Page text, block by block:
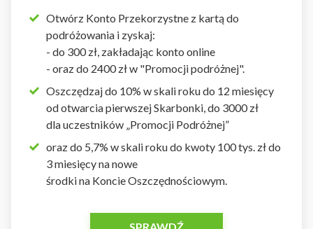
Otwórz Konto Przekorzystne z kartą do
podróżowania i zyskaj:
- do 300 zł, zakładając konto online
- oraz do 2400 zł w "Promocji podróżnej".
Oszczędzaj do 10% w skali roku do 12 miesięcy
od otwarcia pierwszej Skarbonki, do 3000 zł
dla uczestników „Promocji Podróżnej”
oraz do 5,7% w skali roku do kwoty 100 tys. zł do
3 miesięcy na nowe
środki na Koncie Oszczędnościowym.